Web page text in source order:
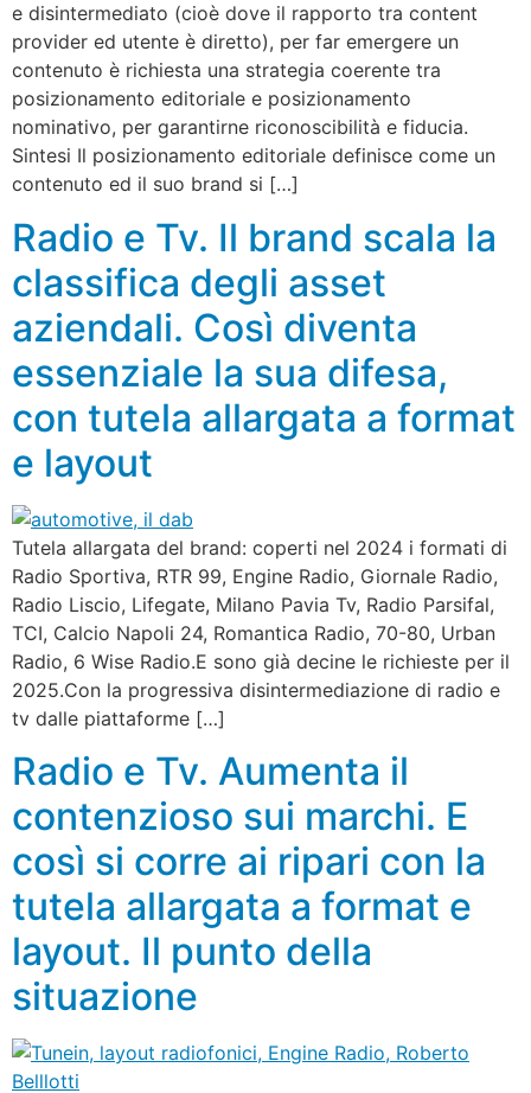
e disintermediato (cioè dove il rapporto tra content
provider ed utente è diretto), per far emergere un
contenuto è richiesta una strategia coerente tra
posizionamento editoriale e posizionamento
nominativo, per garantirne riconoscibilità e fiducia.
Sintesi Il posizionamento editoriale definisce come un
contenuto ed il suo brand si […]
Radio e Tv. Il brand scala la
classifica degli asset
aziendali. Così diventa
essenziale la sua difesa,
con tutela allargata a format
e layout
Tutela allargata del brand: coperti nel 2024 i formati di
Radio Sportiva, RTR 99, Engine Radio, Giornale Radio,
Radio Liscio, Lifegate, Milano Pavia Tv, Radio Parsifal,
TCI, Calcio Napoli 24, Romantica Radio, 70-80, Urban
Radio, 6 Wise Radio.E sono già decine le richieste per il
2025.Con la progressiva disintermediazione di radio e
tv dalle piattaforme […]
Radio e Tv. Aumenta il
contenzioso sui marchi. E
così si corre ai ripari con la
tutela allargata a format e
layout. Il punto della
situazione